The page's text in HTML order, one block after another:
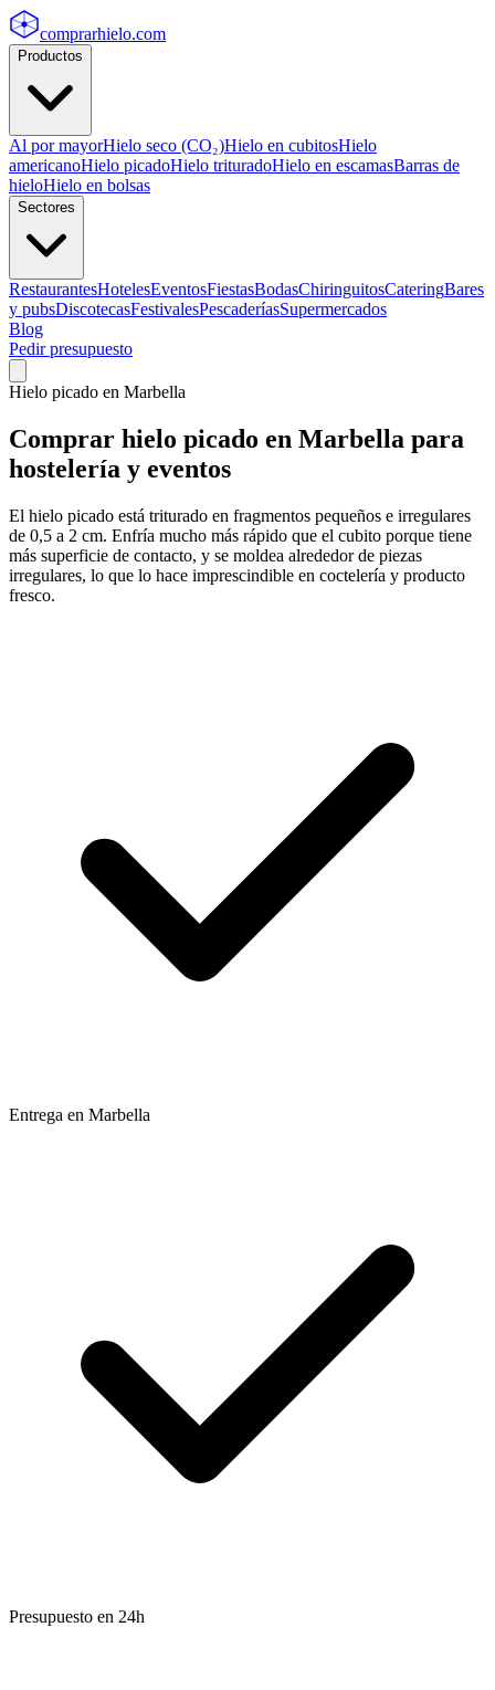
comprarhielo.com
Productos
Al por mayorHielo seco (CO₂)Hielo en cubitosHielo
americanoHielo picadoHielo trituradoHielo en escamasBarras de
hieloHielo en bolsas
Sectores
RestaurantesHotelesEventosFiestasBodasChiringuitosCateringBares
y pubsDiscotecasFestivalesPescaderíasSupermercados
Blog
Pedir presupuesto
Hielo picado en Marbella
Comprar hielo picado en Marbella para
hostelería y eventos
El hielo picado está triturado en fragmentos pequeños e irregulares
de 0,5 a 2 cm. Enfría mucho más rápido que el cubito porque tiene
más superficie de contacto, y se moldea alrededor de piezas
irregulares, lo que lo hace imprescindible en coctelería y producto
fresco.
Entrega en Marbella
Presupuesto en 24h